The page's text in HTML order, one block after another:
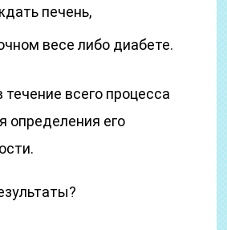
печень,
весе либо диабете.
течение всего процесса
определения его